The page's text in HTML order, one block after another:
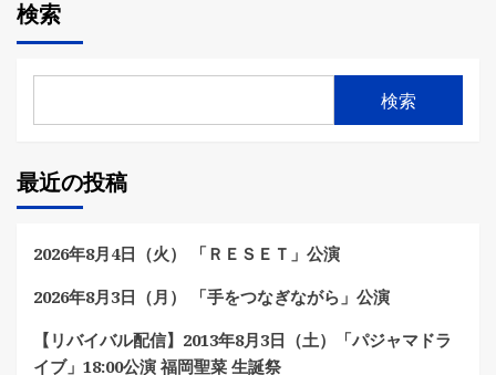
検索
検索
最近の投稿
2026年8月4日（火） 「ＲＥＳＥＴ」公演
2026年8月3日（月） 「手をつなぎながら」公演
【リバイバル配信】2013年8月3日（土）「パジャマドラ
イブ」18:00公演 福岡聖菜 生誕祭